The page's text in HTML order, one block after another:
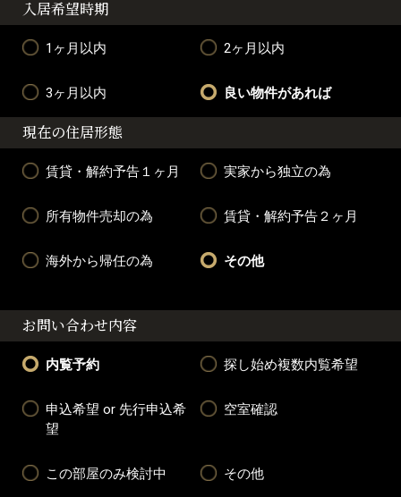
入居希望時期
1ヶ月以内 2ヶ月以内
3ヶ月以内 良い物件があれば
現在の住居形態
賃貸・解約予告１ヶ月 実家から独立の為
所有物件売却の為 賃貸・解約予告２ヶ月
海外から帰任の為 その他
お問い合わせ内容
内覧予約 探し始め複数内覧希望
申込希望 or 先行申込希
望
空室確認
この部屋のみ検討中 その他